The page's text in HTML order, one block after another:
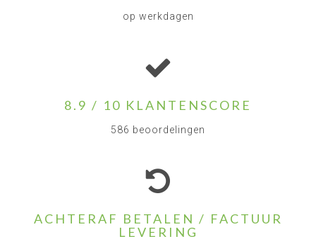
op werkdagen
8.9 / 10 KLANTENSCORE
586 beoordelingen
ACHTERAF BETALEN / FACTUUR
LEVERING